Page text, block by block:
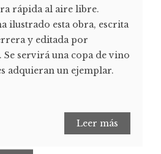
rápida al aire libre.
ilustrado esta obra, escrita
y editada por
servirá una copa de vino
adquieran un ejemplar.
Leer más